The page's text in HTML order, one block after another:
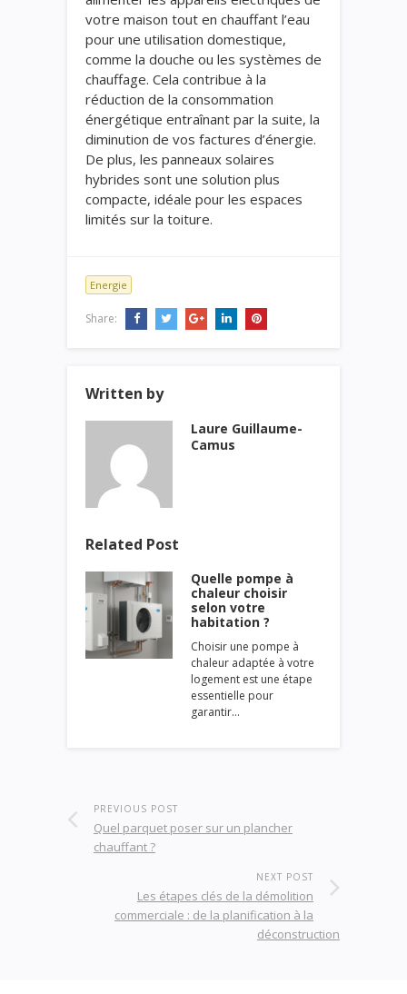
votre maison tout en chauffant l’eau
pour une utilisation domestique,
comme la douche ou les systèmes de
chauffage. Cela contribue à la
réduction de la consommation
énergétique entraînant par la suite, la
diminution de vos factures d’énergie.
De plus, les panneaux solaires
hybrides sont une solution plus
compacte, idéale pour les espaces
limités sur la toiture.
Energie
Share:
Written by
Laure Guillaume-
Camus
Related Post
Quelle pompe à
chaleur choisir
selon votre
habitation ?
Choisir une pompe à
chaleur adaptée à votre
logement est une étape
essentielle pour
garantir…
PREVIOUS POST
Quel parquet poser sur un plancher
chauffant ?
NEXT POST
Les étapes clés de la démolition
commerciale : de la planification à la
déconstruction